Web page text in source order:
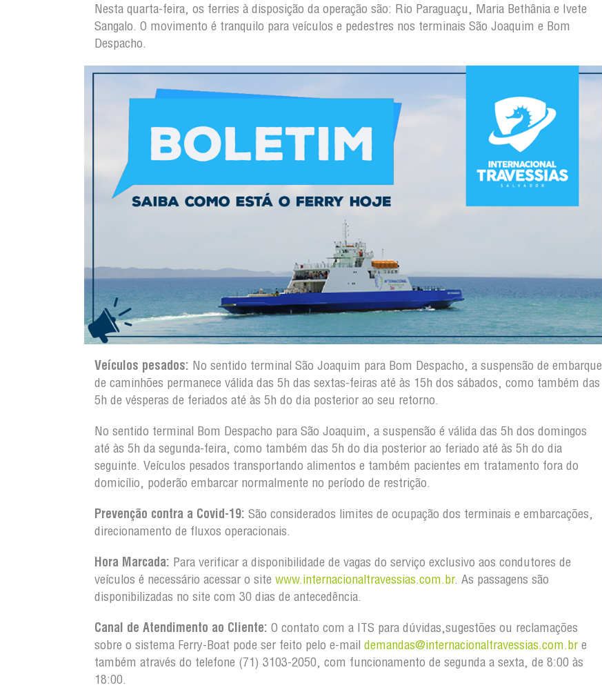
Nesta quarta-feira, os ferries à disposição da operação são: Rio Paraguaçu, Maria Bethânia e Ivete
Sangalo. O movimento é tranquilo para veículos e pedestres nos terminais São Joaquim e Bom
Despacho.
Veículos pesados: No sentido terminal São Joaquim para Bom Despacho, a suspensão de embarque
de caminhões permanece válida das 5h das sextas-feiras até às 15h dos sábados, como também das
5h de vésperas de feriados até às 5h do dia posterior ao seu retorno.
No sentido terminal Bom Despacho para São Joaquim, a suspensão é válida das 5h dos domingos
até às 5h da segunda-feira, como também das 5h do dia posterior ao feriado até às 5h do dia
seguinte. Veículos pesados transportando alimentos e também pacientes em tratamento fora do
domicílio, poderão embarcar normalmente no período de restrição.
Prevenção contra a Covid-19: São considerados limites de ocupação dos terminais e embarcações,
direcionamento de fluxos operacionais.
Hora Marcada: Para verificar a disponibilidade de vagas do serviço exclusivo aos condutores de
veículos é necessário acessar o site www.internacionaltravessias.com.br. As passagens são
disponibilizadas no site com 30 dias de antecedência.
Canal de Atendimento ao Cliente: O contato com a ITS para dúvidas,sugestões ou reclamações
sobre o sistema Ferry-Boat pode ser feito pelo e-mail demandas@internacionaltravessias.com.bre
também através do telefone (71) 3103-2050, com funcionamento de segunda a sexta, de 8:00 às
18:00.